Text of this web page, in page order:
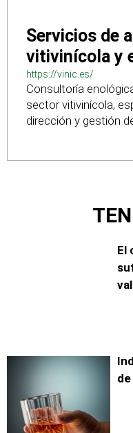
Servicios de
vitivinícola y
https://vinic.es/
Consultoría
sector vitivinícola,
dirección y gestión
El